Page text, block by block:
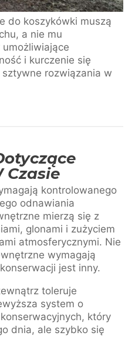
do koszykówki muszą
a nie mu
umożliwiające
i kurczenie się
rozwiązania w
Czasie
kontrolowanego
odnawiania
mierzą się z
glonami i zużyciem
atmosferycznymi. Nie
wymagają
jest inny.
toleruje
system o
który
dnia, ale szybko się